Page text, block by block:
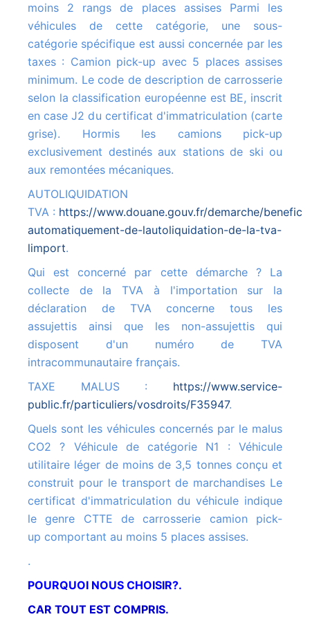
moins 2 rangs de places assises Parmi les
véhicules de cette catégorie, une sous-
catégorie spécifique est aussi concernée par les
taxes : Camion pick-up avec 5 places assises
minimum. Le code de description de carrosserie
selon la classification européenne est BE, inscrit
en case J2 du certificat d'immatriculation (carte
grise). Hormis les camions pick-up
exclusivement destinés aux stations de ski ou
aux remontées mécaniques.
AUTOLIQUIDATION
TVA : https://www.douane.gouv.fr/demarche/
automatiquement-de-lautoliquidation-de-la-tva-
limport.
Qui est concerné par cette démarche ? La
collecte de la TVA à l'importation sur la
déclaration de TVA concerne tous les
assujettis ainsi que les non-assujettis qui
disposent d'un numéro de TVA
intracommunautaire français.
TAXE MALUS : https://www.service-
public.fr/particuliers/vosdroits/F35947.
Quels sont les véhicules concernés par le malus
CO2 ? Véhicule de catégorie N1 : Véhicule
utilitaire léger de moins de 3,5 tonnes conçu et
construit pour le transport de marchandises Le
certificat d'immatriculation du véhicule indique
le genre CTTE de carrosserie camion pick-
up comportant au moins 5 places assises.
.
POURQUOI NOUS CHOISIR?.
CAR TOUT EST COMPRIS.